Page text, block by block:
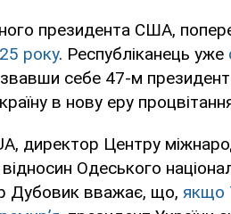
президента США,
року. Республіканець уже
себе 47-м
в нову еру
директор Центру
Одеського
Дубовик вважає, що, якщо